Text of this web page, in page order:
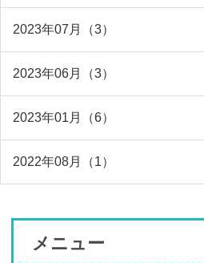
2023年07月（3）
2023年06月（3）
2023年01月（6）
2022年08月（1）
メニュー